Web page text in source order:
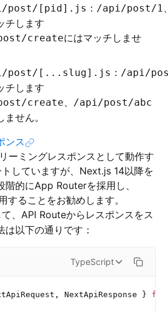
post/[pid].js ： /api/post/1
チします
createにはマッチしませ
post/[...slug].js ： /api/
チします
create、 /api/post/abc
せん。
ンス
ーミングレスポンスとして動作す
していますが、Next.js 14以降を
的にApp Routerを採用し、
することをお勧めします。
、API Routeからレスポンスをス
は以下の通りです：
TypeScript
NextApiResponse }